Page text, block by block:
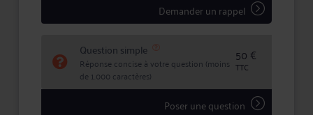
d’écoulement des eaux pluviales, etc...
adopter en fonction de votre problématique et
déterminera, avec vous, l’action à engager pour
obtenir gain de cause.
Demander un rappel
Question simple
Réponse concise à votre question (moins
de 1.000 caractères)
50 €
TTC
Poser une question